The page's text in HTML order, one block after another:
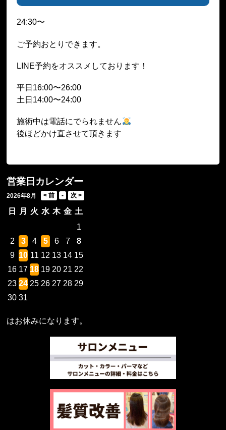
24:30〜
ご予約おとりできます。
LINE予約をオススメしております！
平日16:00〜26:00
土日14:00〜24:00
施術中は電話にでられません
後ほどかけ直させて頂きます
営業日カレンダー
2026年8月
日 月 火 水 木 金 土
1
2
3 4 5 6 7
8
9 10 11 12 13 14 15
16 17 18 19 20 21 22
23 24 25 26 27 28 29
30 31
はお休みになります。